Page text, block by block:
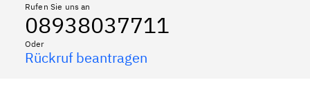
Rufen Sie uns an
08938037711
Oder
Rückruf beantragen